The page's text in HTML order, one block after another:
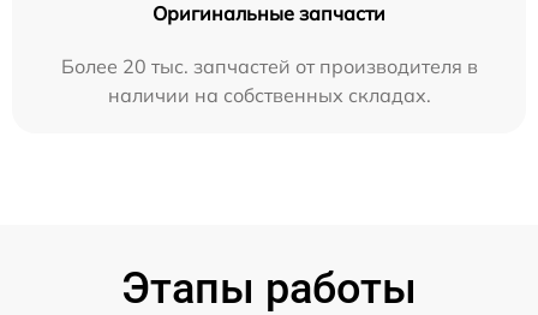
Оригинальные запчасти
Более 20 тыс. запчастей от производителя в
наличии на собственных складах.
Этапы работы